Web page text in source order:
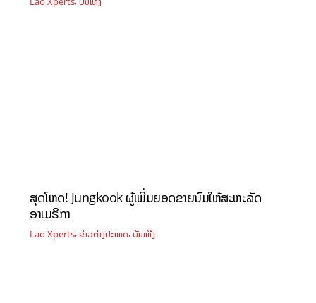
ສຸດໂຫດ! Jungkook ຜູ້ເພີ່ມຍອດຂາຍນົມໃຫ້ສະຫະລັດ
ອາເມຣິກາ
Lao Xperts, ຂ່າວຕ່າງປະເທດ,ບັນເທີງ